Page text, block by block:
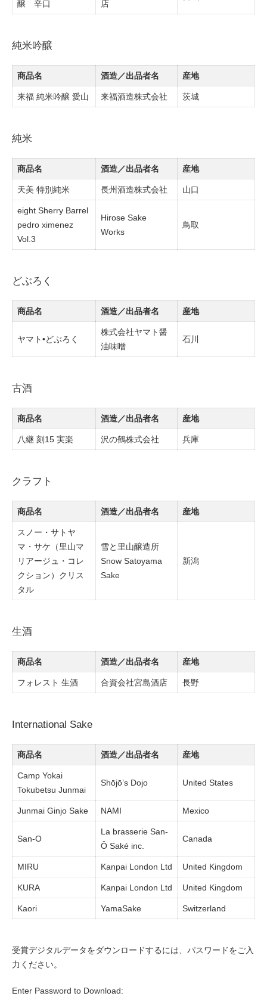
醸 辛口
店
純米吟醸
商品名 酒造／出品者名 産地
来福 純米吟醸 愛山 来福酒造株式会社 茨城
純米
商品名 酒造／出品者名 産地
天美 特別純米 長州酒造株式会社 山口
eight Sherry Barrel
pedro ximenez
Vol.3
Hirose Sake
Works
鳥取
どぶろく
商品名 酒造／出品者名 産地
ヤマト•どぶろく
株式会社ヤマト醤
油味噌
石川
古酒
商品名 酒造／出品者名 産地
八継 刻15 実楽 沢の鶴株式会社 兵庫
クラフト
商品名 酒造／出品者名 産地
スノー・サトヤ
マ・サケ（里山マ
リアージュ・コレ
クション）クリス
タル
雪と里山醸造所
Snow Satoyama
Sake
新潟
生酒
商品名 酒造／出品者名 産地
フォレスト 生酒 合資会社宮島酒店 長野
International Sake
商品名 酒造／出品者名 産地
Camp Yokai
Tokubetsu Junmai
Shōjō’s Dojo United States
Junmai Ginjo Sake NAMI Mexico
San-O
La brasserie San-
Ô Saké inc.
Canada
MIRU Kanpai London Ltd United Kingdom
KURA Kanpai London Ltd United Kingdom
Kaori YamaSake Switzerland
受賞デジタルデータをダウンロードするには、パスワードをご入
力ください。
Enter Password to Download: